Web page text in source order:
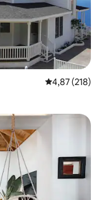
Évaluation
4,87 (218)